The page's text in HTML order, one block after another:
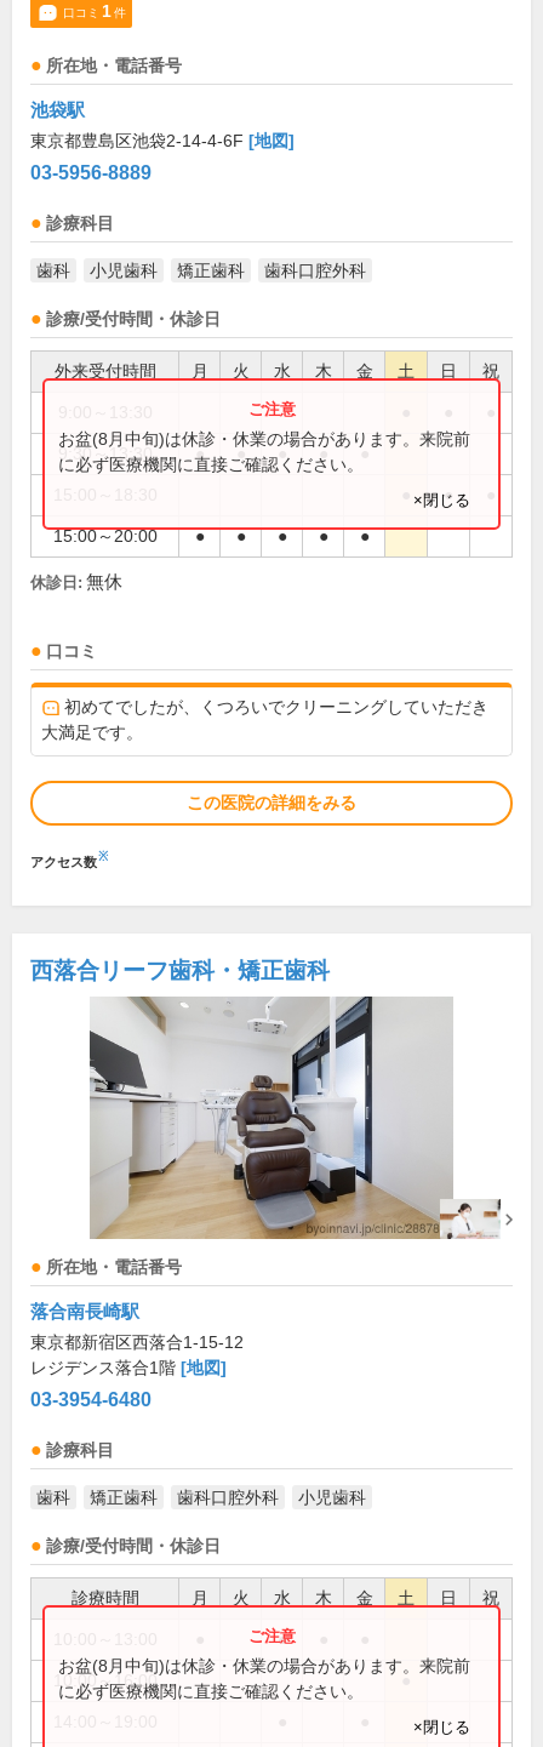
口コミ 1件
所在地・電話番号
池袋駅
東京都豊島区池袋2-14-4-6F [地図]
03-5956-8889
診療科目
歯科 小児歯科 矯正歯科 歯科口腔外科
診療/受付時間・休診日
外来受付時間 月 火 水 木 金 土 日 祝
9:30～13:30 ● ● ● ● ●
●
15:00～20:00 ● ● ● ● ●
お盆(8月中旬)は休診・休業の場合があります。来院前
に必ず医療機関に直接ご確認ください。
×閉じる
休診日: 無休
口コミ
初めてでしたが、くつろいでクリーニングしていただき
大満足です。
この医院の詳細をみる
アクセス数※
西落合リーフ歯科・矯正歯科
所在地・電話番号
落合南長崎駅
東京都新宿区西落合1-15-12
レジデンス落合1階 [地図]
03-3954-6480
診療科目
歯科 矯正歯科 歯科口腔外科 小児歯科
診療/受付時間・休診日
診療時間 月 火 水 木 金 土 日 祝
●
10:00～16:00 ●
お盆(8月中旬)は休診・休業の場合があります。来院前
に必ず医療機関に直接ご確認ください。
×閉じる